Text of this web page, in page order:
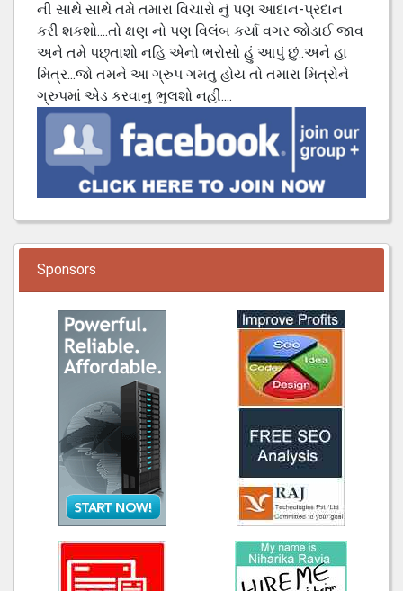
ની સાથે સાથે તમે તમારા વિચારો નું પણ આદાન-પ્રદાન
કરી શકશો....તો ક્ષણ નો પણ વિલંબ કર્યા વગર જોડાઈ જાવ
અને તમે પછ્તાશો નહિ એનો ભરોસો હું આપું છું..અને હા
મિત્ર...જો તમને આ ગ્રુપ ગમતુ હોય તો તમારા મિત્રોને
ગ્રુપમાં એડ કરવાનુ ભુલશો નહી....
Sponsors